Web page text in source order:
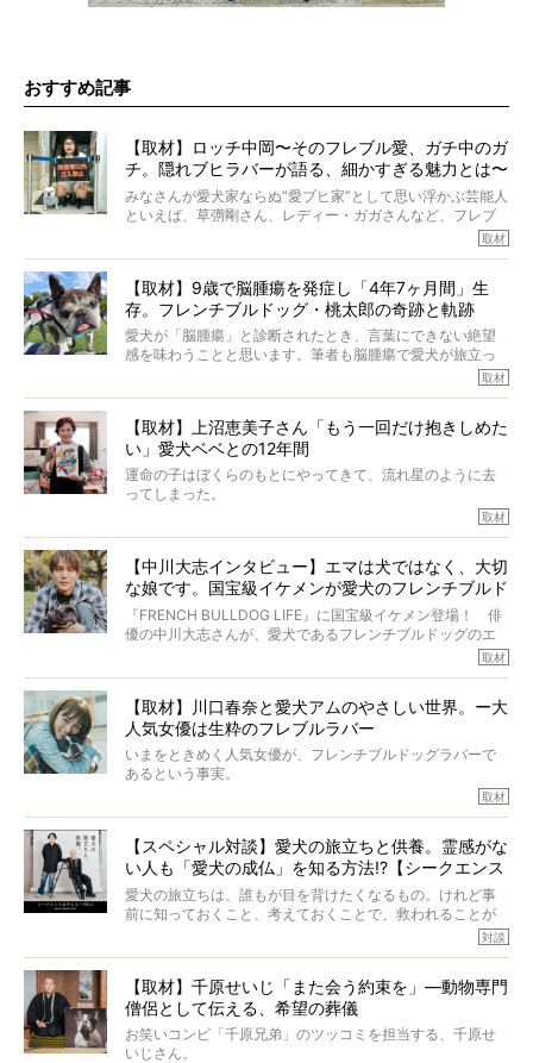
おすすめ記事
【取材】ロッチ中岡〜そのフレブル愛、ガチ中のガ
チ。隠れブヒラバーが語る、細かすぎる魅力とは〜
【前編】
みなさんが愛犬家ならぬ“愛ブヒ家”として思い浮かぶ芸能人
といえば、草彅剛さん、レディー・ガガさんなど、フレブ
ルを飼っている方が多いと思います。が、ロッチ中岡さん
んのインスタグラムを覗くと、たくさんのフレブルアカウ
ントがフォローされていて、わが『FRENCH BULLDOG
LIFE』モデルのnicoやトーラスも、その中の一頭。
そんな中岡さんに、フレブルの魅力を語っていただきまし
た。そのブヒ愛っぷりは、思ってた以上！ ガチ中のガチ
取材
【取材】9歳で脳腫瘍を発症し「4年7ヶ月間」生
存。フレンチブルドッグ・桃太郎の奇跡と軌跡
愛犬が「脳腫瘍」と診断されたとき、言葉にできない絶望
感を味わうことと思います。筆者も脳腫瘍で愛犬が旅立っ
たひとり。だからこそ、どれほど厄介で困難な病気かを理
ところが、フレンチブルドッグの桃太郎は9歳で脳腫瘍を発
症し、なんと4年7ヶ月間も生き抜いたのです。旅立ったと
きの年齢は13歳と11ヶ月、レジェンド級のレジェンドでし
た。さらには、治療後3年間は一度も発作が起きなかったと
いいます。
この事実はフレンチブルドッグだけでなく、脳腫瘍と闘う
太郎のオーナーである佐藤さんご夫婦に、治療の選択やケ
アについて詳しくお話しをうかがいました。
取材
【取材】上沼恵美子さん「もう一回だけ抱きしめた
い」愛犬ベベとの12年間
運命の子はぼくらのもとにやってきて、流れ星のように去
ってしまった。
り添いたいと思う。
その悲しみをいますぐ解消することはできないが、話をき
いて、泣いたり笑ったりするのもいいだろう。
こんな子だった、こんなにいい子だった、ほんとうに愛し
ていたと。
ぼくらは上沼恵美子さんのご自宅へ伺って、お話をきこう
と思った。
取材
【中川大志インタビュー】エマは犬ではなく、大切
な娘です。国宝級イケメンが愛犬のフレンチブルド
ッグと一緒に登場
『FRENCH BULLDOG LIFE』に国宝級イケメン登場！ 俳
優の中川大志さんが、愛犬であるフレンチブルドッグのエ
マちゃん（2歳の女の子）にメロメロとの情報を聞きつけ、
カエピソードが次から次へと飛び出しました。
取材
【取材】川口春奈と愛犬アムのやさしい世界。ー大
人気女優は生粋のフレブルラバー
いまをときめく人気女優が、フレンチブルドッグラバーで
あるという事実。
とりを目の当たりにするほどに、そのフレンチブルドッグ
愛がわたしたちのそれとまったく同じであることに、なん
だかうれしくなってしまったのでした。
春奈さんとアムちゃんのすてきな暮らしを、BUHI編集長の
小西がいつくしみながら、切り取らせていただきます。
取材
【スペシャル対談】愛犬の旅立ちと供養。霊感がな
い人も「愛犬の成仏」を知る方法!?【シークエンス
はやとも×PELI】
愛犬の旅立ちは、誰もが目を背けたくなるもの。けれど事
前に知っておくこと、考えておくことで、救われることが
力をもつお笑い芸人「シークエンスはやとも」さんに、愛
犬の旅立ちや供養についてインタビュー。
インタビュアー兼対談相手は、大の犬好きで心霊分野の知
識にも長けているPELIさん。
対談
【取材】千原せいじ「また会う約束を」―動物専門
僧侶として伝える、希望の葬儀
お笑いコンビ「千原兄弟」のツッコミを担当する、千原せ
いじさん。